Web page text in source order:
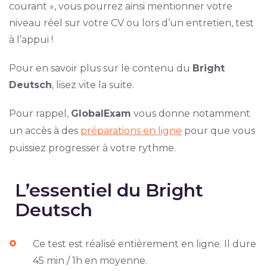
courant », vous pourrez ainsi mentionner votre
niveau réel sur votre CV ou lors d’un entretien, test
à l’appui !
Pour en savoir plus sur le contenu du Bright
Deutsch, lisez vite la suite.
Pour rappel, GlobalExam vous donne notamment
un accès à des préparations en ligne pour que vous
puissiez progresser à votre rythme.
L’essentiel du Bright
Deutsch
Ce test est réalisé entièrement en ligne. Il dure
45 min / 1h en moyenne.